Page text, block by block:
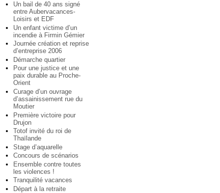
Un bail de 40 ans signé
entre Aubervacances-
Loisirs et EDF
Un enfant victime d’un
incendie à Firmin Gémier
Journée création et reprise
d’entreprise 2006
Démarche quartier
Pour une justice et une
paix durable au Proche-
Orient
Curage d’un ouvrage
d’assainissement rue du
Moutier
Première victoire pour
Drujon
Totof invité du roi de
Thaïlande
Stage d’aquarelle
Concours de scénarios
Ensemble contre toutes
les violences !
Tranquilité vacances
Départ à la retraite